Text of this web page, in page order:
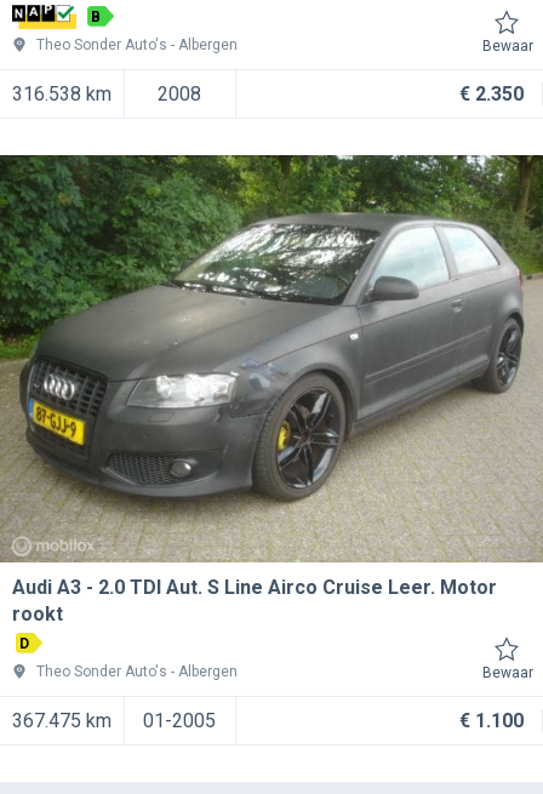
B
Theo Sonder Auto's
Albergen Bewaar
316.538 km 2008 € 2.350
Audi A3
2.0 TDI Aut. S Line Airco Cruise Leer. Motor
rookt
D
Theo Sonder Auto's
Albergen Bewaar
367.475 km 01-2005 € 1.100